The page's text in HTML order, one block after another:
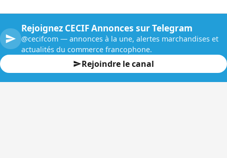
Rejoignez CECIF Annonces sur Telegram
@cecifcom — annonces à la une, alertes marchandises et
actualités du commerce francophone.
Rejoindre le canal